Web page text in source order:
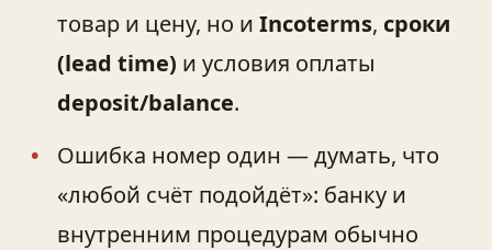
товар и цену, но и Incoterms, сроки
(lead time) и условия оплаты
deposit/balance.
Ошибка номер один — думать, что
«любой счёт подойдёт»: банку и
внутренним процедурам обычно